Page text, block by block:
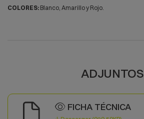
COLORES: Blanco, Amarillo y Rojo.
ADJUNTOS
FICHA TÉCNICA